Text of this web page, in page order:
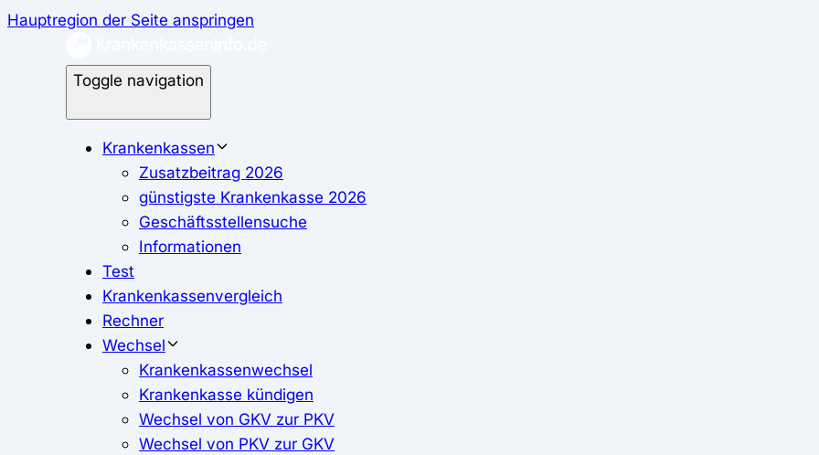
Hauptregion der Seite anspringen
Toggle navigation
Krankenkassen
Zusatzbeitrag 2026
günstigste Krankenkasse 2026
Geschäftsstellensuche
Informationen
Test
Krankenkassenvergleich
Rechner
Wechsel
Krankenkassenwechsel
Krankenkasse kündigen
Wechsel von GKV zur PKV
Wechsel von PKV zur GKV